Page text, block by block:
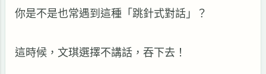
你是不是也常遇到這種「跳針式對話」？
這時候，文琪選擇不講話，吞下去！